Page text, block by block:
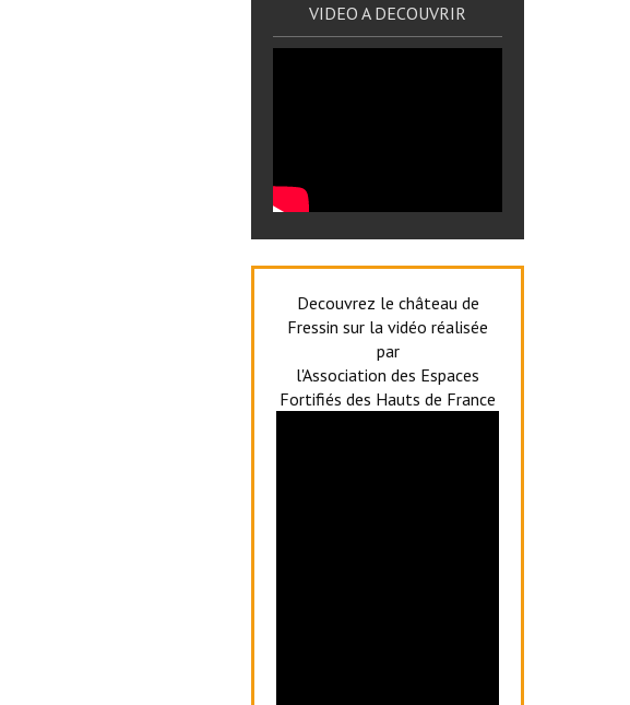
VIDEO A DECOUVRIR
Decouvrez le château de
Fressin sur la vidéo réalisée
par
l'Association des Espaces
Fortifiés des Hauts de France